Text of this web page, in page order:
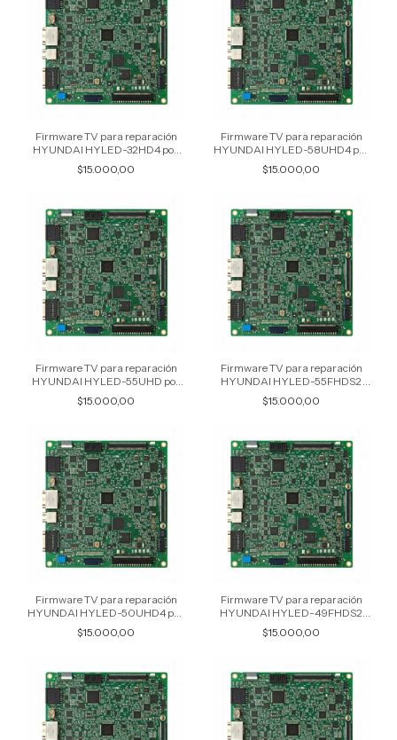
Firmware TV para reparación
HYUNDAI HYLED-32HD4 por
USB
$15.000,00
Firmware TV para reparación
HYUNDAI HYLED-58UHD4 por
USB
$15.000,00
Firmware TV para reparación
HYUNDAI HYLED-55UHD por
USB
$15.000,00
Firmware TV para reparación
HYUNDAI HYLED-55FHDS2
por USB
$15.000,00
Firmware TV para reparación
HYUNDAI HYLED-50UHD4 por
USB
$15.000,00
Firmware TV para reparación
HYUNDAI HYLED-49FHDS2
por USB
$15.000,00